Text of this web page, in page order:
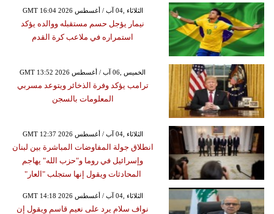
GMT 16:04 2026 الثلاثاء ,04 آب / أغسطس
نيمار يؤجل حسم مستقبله ووالده يؤكد
استمراره في ملاعب كرة القدم
GMT 13:52 2026 الخميس ,06 آب / أغسطس
ترامب يؤكد وفرة الذخائر ويتوعد مسربي
المعلومات بالسجن
GMT 12:37 2026 الثلاثاء ,04 آب / أغسطس
انطلاق جولة المفاوضات المباشرة بين لبنان
وإسرائيل في روما و"حزب الله" يهاجم
المحادثات ويقول إنها ستجلب "العار"
GMT 14:18 2026 الثلاثاء ,04 آب / أغسطس
نواف سلام يرد على نعيم قاسم ويقول إن